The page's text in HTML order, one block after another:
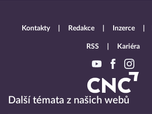
Další témata z našich webů
Kontakty Redakce Inzerce
RSS Kariéra